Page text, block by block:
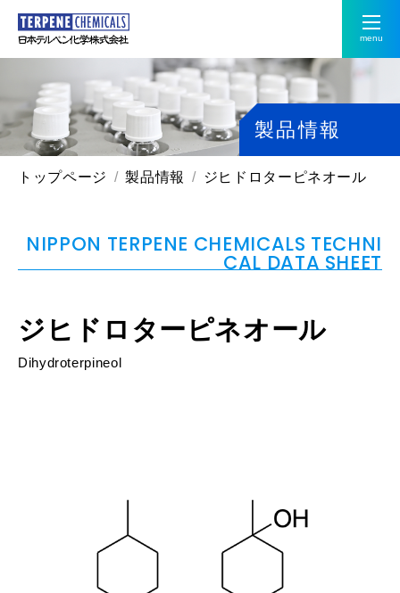
menu
製品情報
トップページ 製品情報 ジヒドロターピネオール
NIPPON TERPENE CHEMICALS TECHNI
CAL DATA SHEET
ジヒドロターピネオール
Dihydroterpineol